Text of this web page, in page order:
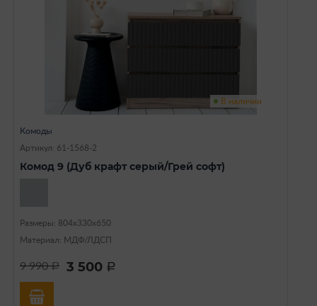
В наличии
Комоды
Артикул: 61-1568-2
Комод 9 (Дуб крафт серый/Грей софт)
Размеры: 804х330х650
Материал: МДФ/ЛДСП
9 990a 3 500 a